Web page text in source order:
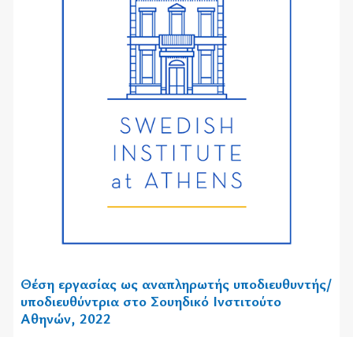
Θέση εργασίας ως αναπληρωτής υποδιευθυντής/
υποδιευθύντρια στο Σουηδικό Ινστιτούτο
Αθηνών, 2022